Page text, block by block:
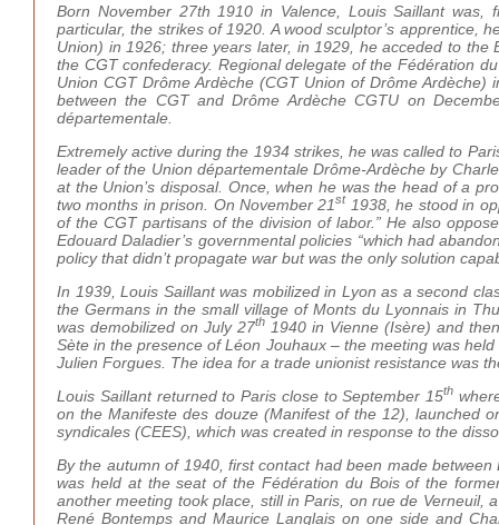
Born November 27th 1910 in Valence, Louis Saillant
particular, the strikes of 1920. A wood sculptor’s apprentice,
Union) in 1926; three years later, in 1929, he acceded to
the CGT confederacy. Regional delegate of the Fédération
Union CGT Drôme Ardèche (CGT Union of Drôme
between the CGT and Drôme Ardèche CGTU on
départementale.
Extremely active during the 1934 strikes, he was called to
leader of the Union départementale Drôme-Ardèche by
at the Union’s disposal. Once, when he was the head of a
two months in prison. On November 21st1938, he stood in
of the CGT partisans of the division of labor.” He also
Edouard Daladier’s governmental policies “which had
policy that didn’t propagate war but was the only solution
In 1939, Louis Saillant was mobilized in Lyon as a second
the Germans in the small village of Monts du Lyonnais in
was demobilized on July 27th 1940 in Vienne (Isère) and
Sète in the presence of Léon Jouhaux – the meeting was
Julien Forgues. The idea for a trade unionist resistance was
Louis Saillant returned to Paris close to September 15th
on the Manifeste des douze (Manifest of the 12), launched
syndicales (CEES), which was created in response to the
By the autumn of 1940, first contact had been made
was held at the seat of the Fédération du Bois of the
another meeting took place, still in Paris, on rue de Verneuil,
René Bontemps and Maurice Langlais on one side and